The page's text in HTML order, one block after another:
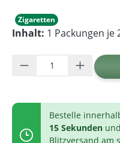
Zigaretten
Inhalt: 1 Packungen je
Produkt
Bestelle
15 Sekunden
Blitzversand am